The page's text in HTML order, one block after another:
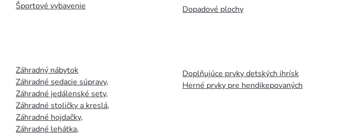
Športové vybavenie
Záhradný nábytok
Záhradné sedacie súpravy,
Záhradné jedálenské sety,
Záhradné stoličky a kreslá,
Záhradné hojdačky,
Záhradné lehátka,
Dopadové plochy
Doplňujúce prvky detských ihrísk
Herné prvky pre hendikepovaných